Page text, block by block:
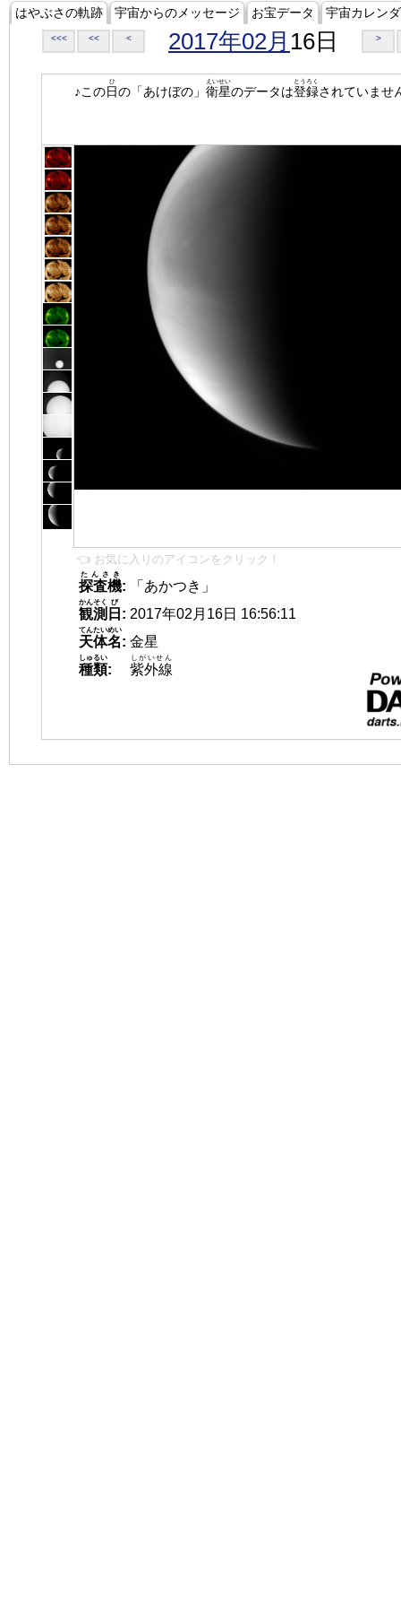
はやぶさの軌跡 宇宙からのメッセージ お宝データ 宇宙カレン
<<< << < 2017年02月 16日 >
♪この日
ひ
の「あけぼの」 衛星
えいせい
のデータは登録
とうろく
されていませ
👈 お気に入りのアイコンをクリック！
探査機
たんさき
:
「あかつき」
観測
かんそく
日
び
: 2017年02月16日 16:56:11
天体名
てんたいめい
: 金星
種類
しゅるい
: 紫外線
しがいせん